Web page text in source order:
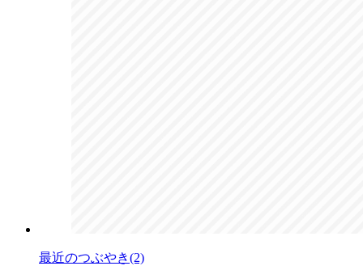
最近のつぶやき(2)